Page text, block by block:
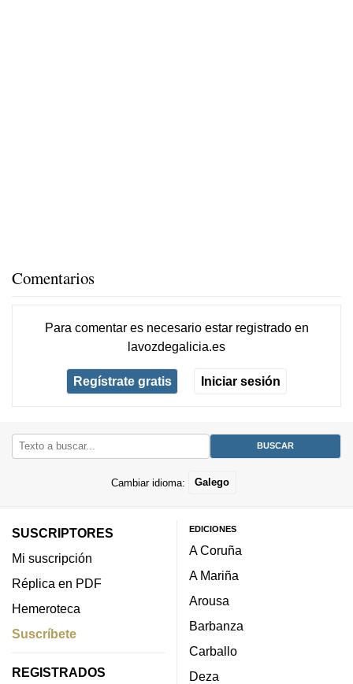
Comentarios
Para comentar es necesario estar registradoen
lavozdegalicia.es
Regístrate gratis Iniciar sesión
Cambiar idioma: Galego
SUSCRIPTORES
Mi suscripción
Réplica en PDF
Hemeroteca
Suscríbete
REGISTRADOS
EDICIONES
A Coruña
A Mariña
Arousa
Barbanza
Carballo
Deza